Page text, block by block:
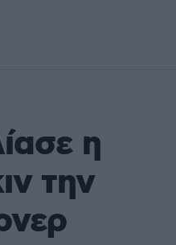
η
την